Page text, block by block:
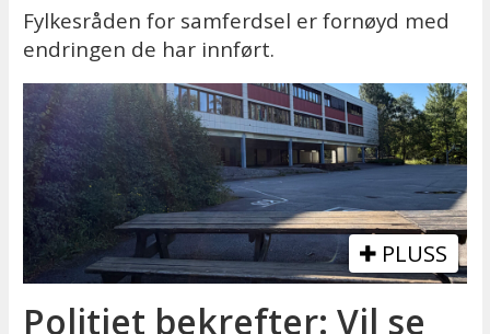
Fylkesråden for samferdsel er fornøyd med
endringen de har innført.
PLUSS
Politiet bekrefter: Vil se